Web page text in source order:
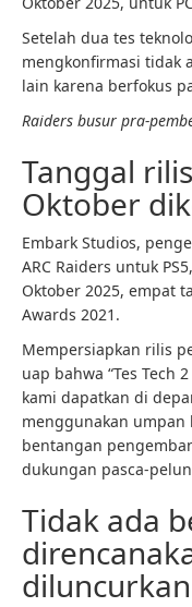
Setelah dua tes
mengkonfirmasi tidak
lain karena berfokus
Raiders busur pra-
Tanggal
Oktober
Embark Studios,
ARC Raiders untuk
Oktober 2025, empat
Awards 2021.
Mempersiapkan rilis
uap bahwa “Tes Tech
kami dapatkan di
menggunakan umpan
bentangan
dukungan pasca-
Tidak ada
diluncurkan